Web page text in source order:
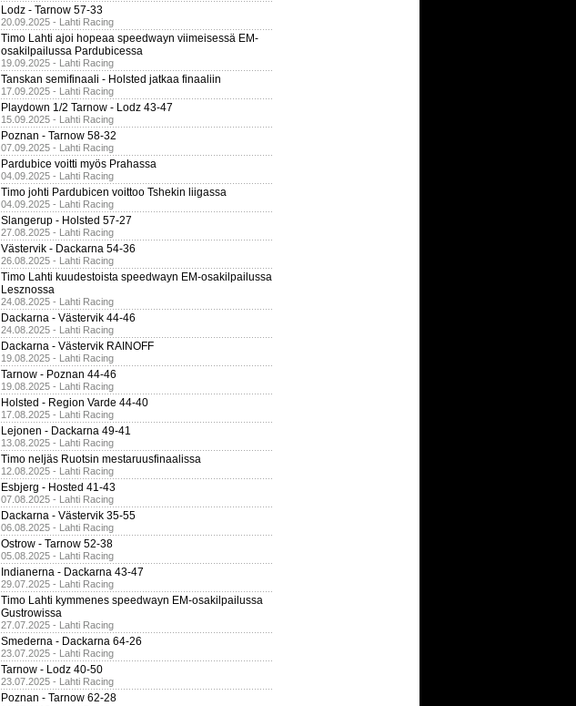
Lodz - Tarnow 57-33
20.09.2025 - Lahti Racing
Timo Lahti ajoi hopeaa speedwayn viimeisessä EM-
osakilpailussa Pardubicessa
19.09.2025 - Lahti Racing
Tanskan semifinaali - Holsted jatkaa finaaliin
17.09.2025 - Lahti Racing
Playdown 1/2 Tarnow - Lodz 43-47
15.09.2025 - Lahti Racing
Poznan - Tarnow 58-32
07.09.2025 - Lahti Racing
Pardubice voitti myös Prahassa
04.09.2025 - Lahti Racing
Timo johti Pardubicen voittoo Tshekin liigassa
04.09.2025 - Lahti Racing
Slangerup - Holsted 57-27
27.08.2025 - Lahti Racing
Västervik - Dackarna 54-36
26.08.2025 - Lahti Racing
Timo Lahti kuudestoista speedwayn EM-osakilpailussa
Lesznossa
24.08.2025 - Lahti Racing
Dackarna - Västervik 44-46
24.08.2025 - Lahti Racing
Dackarna - Västervik RAINOFF
19.08.2025 - Lahti Racing
Tarnow - Poznan 44-46
19.08.2025 - Lahti Racing
Holsted - Region Varde 44-40
17.08.2025 - Lahti Racing
Lejonen - Dackarna 49-41
13.08.2025 - Lahti Racing
Timo neljäs Ruotsin mestaruusfinaalissa
12.08.2025 - Lahti Racing
Esbjerg - Hosted 41-43
07.08.2025 - Lahti Racing
Dackarna - Västervik 35-55
06.08.2025 - Lahti Racing
Ostrow - Tarnow 52-38
05.08.2025 - Lahti Racing
Indianerna - Dackarna 43-47
29.07.2025 - Lahti Racing
Timo Lahti kymmenes speedwayn EM-osakilpailussa
Gustrowissa
27.07.2025 - Lahti Racing
Smederna - Dackarna 64-26
23.07.2025 - Lahti Racing
Tarnow - Lodz 40-50
23.07.2025 - Lahti Racing
Poznan - Tarnow 62-28